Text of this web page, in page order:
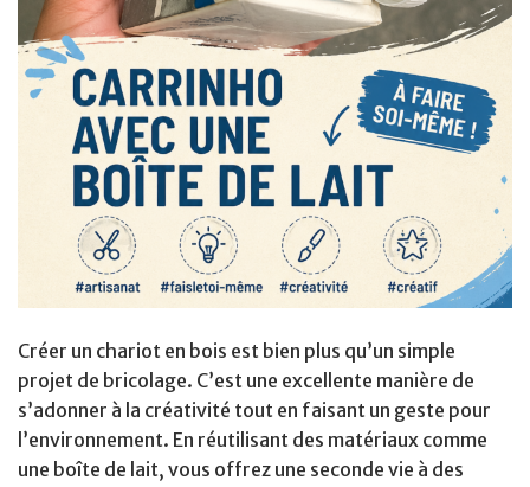
Créer un chariot en bois est bien plus qu’un simple
projet de bricolage. C’est une excellente manière de
s’adonner à la créativité tout en faisant un geste pour
l’environnement. En réutilisant des matériaux comme
une boîte de lait, vous offrez une seconde vie à des